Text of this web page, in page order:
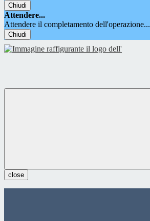
Chiudi
Attendere...
Attendere il completamento dell'operazione...
Chiudi
close